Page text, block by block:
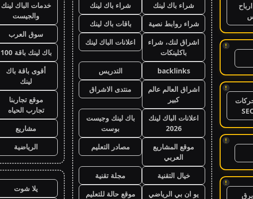
!
!
!
!
شراء باك لينك
شراء باك لينك
شراء روابط نصية
باقات باك لينك
اشراق لنك، شراء
باكلينكات
اعلانات الباك لينك
backlinks
التدريس
اشراق العالم عالم
كبير
منتدى الاشراق
اعلانات الباك لينك
2026
باك لينك وجيست
بوست
موقع المشاريع
العربي
مصادر التعليم
خيال التقنية
مجلة تقنية
يو ان بي الرياضي
موقع حالة للتعليم
خدمات الباك لينك
والجيست
سوق العرب
باك لينك باقة 100
أقوى باقة باك
لينك
موقع تجاربنا
تجارب الحياه
مشاريع
الرياضية
يلا شوت